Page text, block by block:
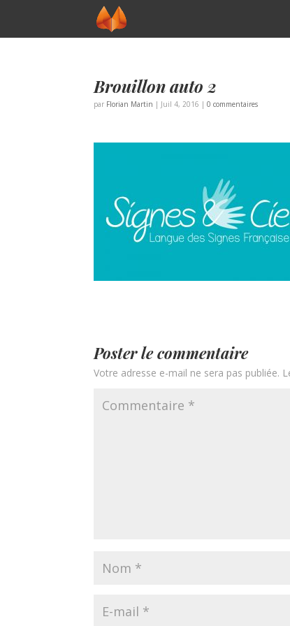
Brouillon auto 2
par Florian Martin | Juil 4, 2016 |0 commentaires
Poster le commentaire
Votre adresse e-mail ne sera pas publiée.